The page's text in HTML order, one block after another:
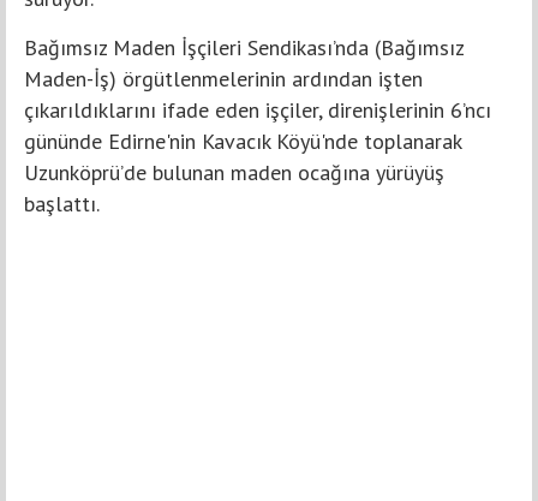
Bağımsız Maden İşçileri Sendikası’nda (Bağımsız
Maden-İş) örgütlenmelerinin ardından işten
çıkarıldıklarını ifade eden işçiler, direnişlerinin 6’ncı
gününde Edirne'nin Kavacık Köyü'nde toplanarak
Uzunköprü’de bulunan maden ocağına yürüyüş
başlattı.